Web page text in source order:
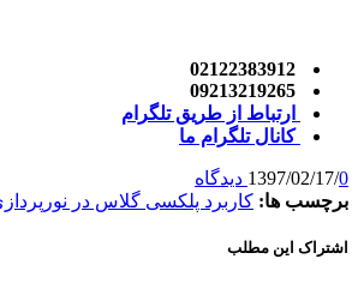
ارتباط از طریق تلگرام
کانال تلگرام ما
1397/02/17/0 دیدگاه
برچسب ها: کاربرد پلکسی گلاس در
اشتراک این مطلب